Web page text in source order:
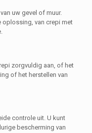
uw gevel of muur.
oplossing, van crepi met
zorgvuldig aan, of het
of het herstellen van
controle uit. U kunt
bescherming van